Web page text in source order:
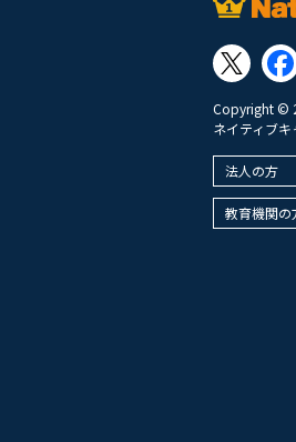
Copyright ©
ネイティブキ
法人の方
教育機関の